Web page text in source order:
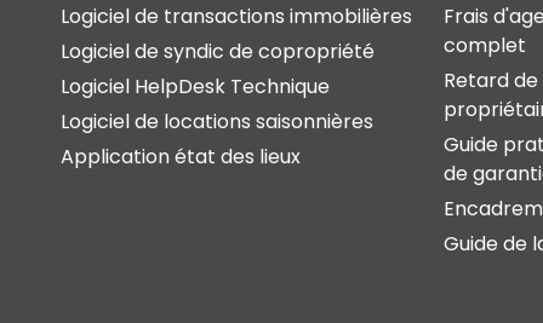
Logiciel de transactions immobilières
Logiciel de syndic de copropriété
Logiciel HelpDesk Technique
Logiciel de locations saisonnières
Application état des lieux
Frais
complet
Retard
Guide
de
Guide de